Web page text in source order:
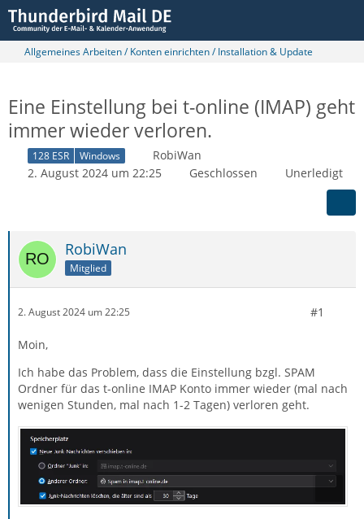
Allgemeines Arbeiten / Konten einrichten / Installation & Update
Eine Einstellung bei t-online (IMAP) geht
immer wieder verloren.
128 ESR Windows
RobiWan
2. August 2024 um 22:25
Geschlossen Unerledigt
RobiWan
Mitglied
2. August 2024 um 22:25 #1
Moin,
Ich habe das Problem, dass die Einstellung bzgl. SPAM
Ordner für das t-online IMAP Konto immer wieder (mal nach
wenigen Stunden, mal nach 1-2 Tagen) verloren geht.